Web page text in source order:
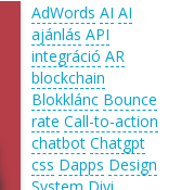
AdWords AI AI
ajánlás API
integráció AR
blockchain
Blokklánc Bounce
rate Call-to-action
chatbot Chatgpt
css Dapps Design